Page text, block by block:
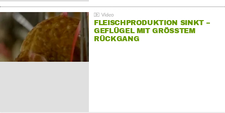
FLEISCHPRODUKTION SINKT –
GEFLÜGEL MIT GRÖSSTEM R
ÜCKGANG